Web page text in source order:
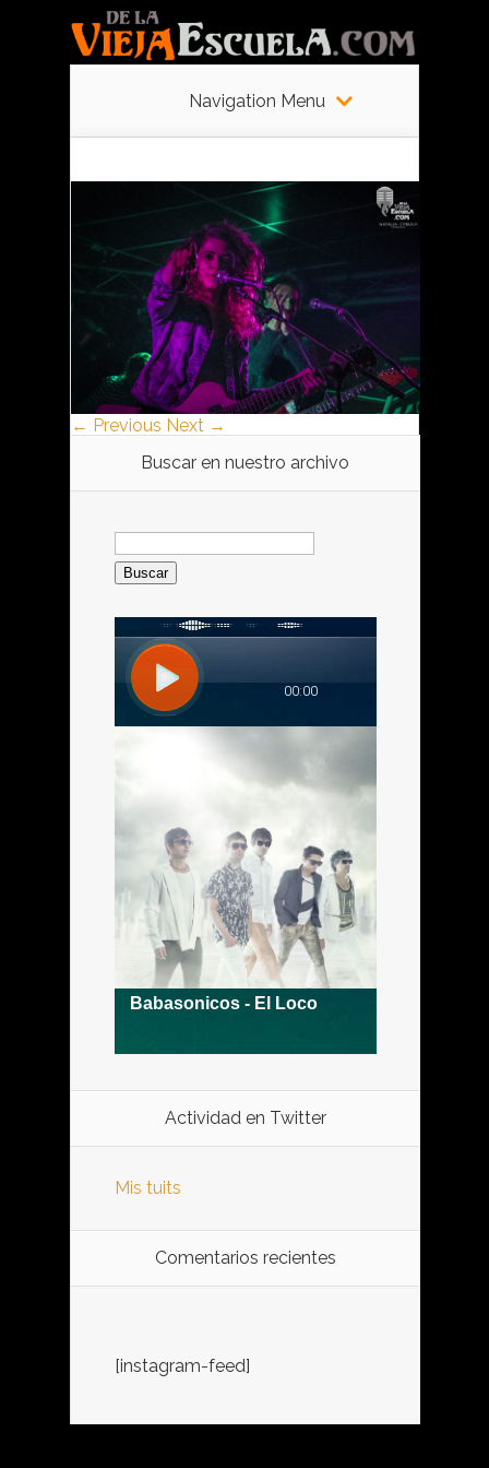
Navigation Menu
← Previous Next →
Buscar en nuestro archivo
Buscar:
Actividad en Twitter
Mis tuits
Comentarios recientes
[instagram-feed]